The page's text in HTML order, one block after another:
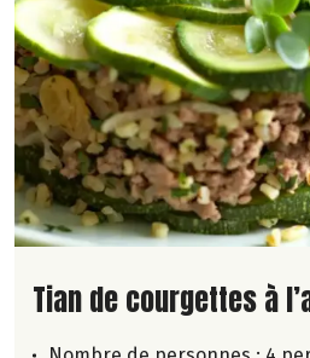
Lire la suite de la
Tian de courgettes à